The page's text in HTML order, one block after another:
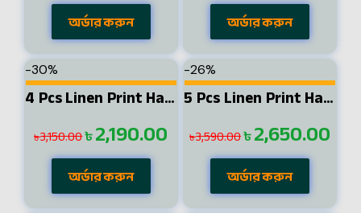
অর্ডার করুন অর্ডার করুন
-30%
4 Pcs Linen Print Half Shirt-Sky+Petrol+Ash+Pest
৳3,150.00৳2,190.00
অর্ডার করুন
-26%
5 Pcs Linen Print Half Shirt-Black+Sky+Petrol+Lemon+Kathal
৳3,590.00৳2,650.00
অর্ডার করুন